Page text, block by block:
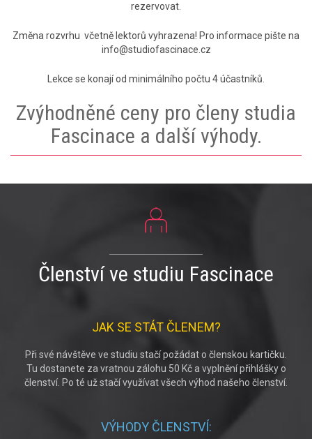
rezervovat.
Změna rozvrhu včetně lektorů vyhrazena! Pro informace pište na
info@studiofascinace.cz
Lekce se konají od minimálního počtu 4 účastníků.
Zvýhodněné ceny pro členy studia
Fascinace a další výhody.
Členství ve studiu Fascinace
JAK SE STÁT ČLENEM?
Při své návštěve ve studiu stačí požádat o členskou kartičku.
Tu dostanete za vratnou zálohu 50 Kč a vyplnění přihlášky o
členství. Po té už stačí využívat všech výhod našeho členství.
VÝHODY ČLENSTVÍ: